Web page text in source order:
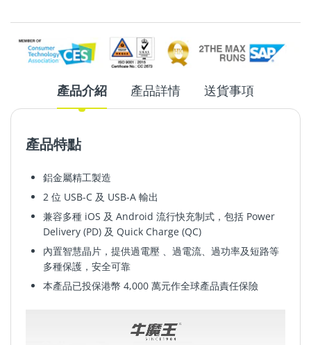
產品介紹 產品詳情 送貨事項
產品特點
鋁金屬精工製造
2 位 USB-C 及 USB-A 輸出
兼容多種 iOS 及 Android 流行快充制式，包括 Power
Delivery (PD) 及 Quick Charge (QC)
內置智慧晶片，提供過電壓 、 過電流、 過功率及短路等
多種保護，安全可靠
本產品已投保港幣 4,000 萬元作全球產品責任保險